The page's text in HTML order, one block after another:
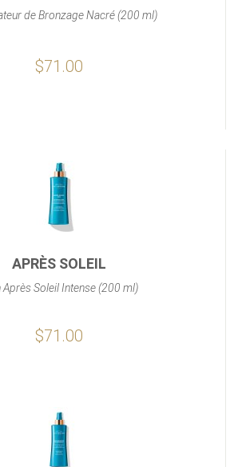
de Bronzage Nacré (200 ml)
$71.00
APRÈS SOLEIL
Après Soleil Intense (200 ml)
$71.00